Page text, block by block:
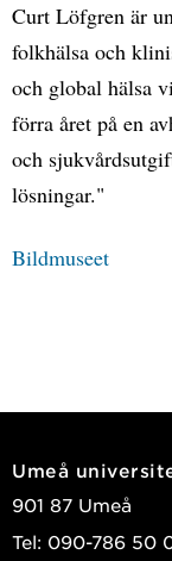
Curt Löfgren är
folkhälsa och
och global hälsa
förra året på en
och
lösningar."
Bildmuseet
Umeå
901 87 Umeå
Tel: 090-786 50